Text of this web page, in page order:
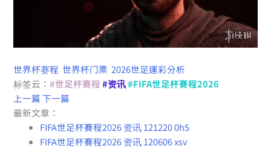
世界杯赛程 世界杯门票 2026世足運彩分析
标签云：#世足杯賽程 #资讯#FIFA世足杯賽程2026
上一篇 下一篇
最新文章：
FIFA世足杯賽程2026 资讯 121220 0h5
FIFA世足杯賽程2026 资讯 120606 xsv